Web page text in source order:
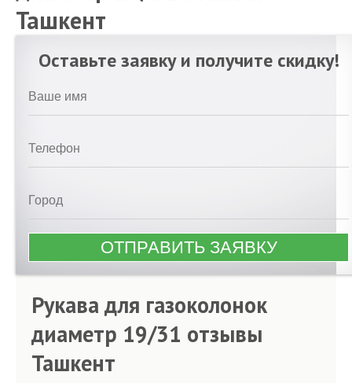
Ташкент
Оставьте заявку и получите скидку!
Рукава для газоколонок
диаметр 19/31 отзывы
Ташкент